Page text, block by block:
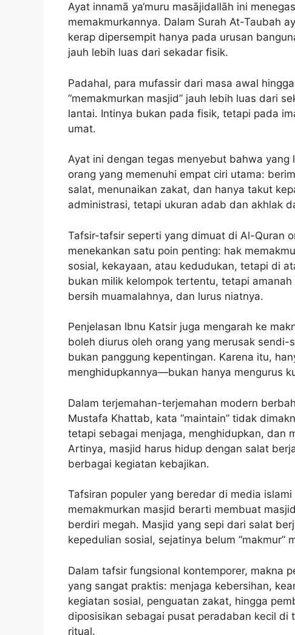
Ayat innamā ya‘muru masājidallāh ini
memakmurkannya. Dalam Surah At-Taubah
kerap dipersempit hanya pada urusan
jauh lebih luas dari sekadar fisik.
Padahal, para mufassir dari masa awal
“memakmurkan masjid” jauh lebih luas dari
lantai. Intinya bukan pada fisik, tetapi pada
umat.
Ayat ini dengan tegas menyebut bahwa
orang yang memenuhi empat ciri utama:
salat, menunaikan zakat, dan hanya takut
administrasi, tetapi ukuran adab dan akhlak
Tafsir-tafsir seperti yang dimuat di Al-Quran
menekankan satu poin penting: hak
sosial, kekayaan, atau kedudukan, tetapi di
bukan milik kelompok tertentu, tetapi
bersih muamalahnya, dan lurus niatnya.
Penjelasan Ibnu Katsir juga mengarah ke
boleh diurus oleh orang yang merusak
bukan panggung kepentingan. Karena itu,
menghidupkannya—bukan hanya mengurus
Dalam terjemahan-terjemahan modern
Mustafa Khattab, kata “maintain” tidak
tetapi sebagai menjaga, menghidupkan, dan
Artinya, masjid harus hidup dengan salat
berbagai kegiatan kebajikan.
Tafsiran populer yang beredar di media
memakmurkan masjid berarti membuat
berdiri megah. Masjid yang sepi dari salat
kepedulian sosial, sejatinya belum “makmur”
Dalam tafsir fungsional kontemporer, makna
yang sangat praktis: menjaga kebersihan,
kegiatan sosial, penguatan zakat, hingga
diposisikan sebagai pusat peradaban kecil
ritual.